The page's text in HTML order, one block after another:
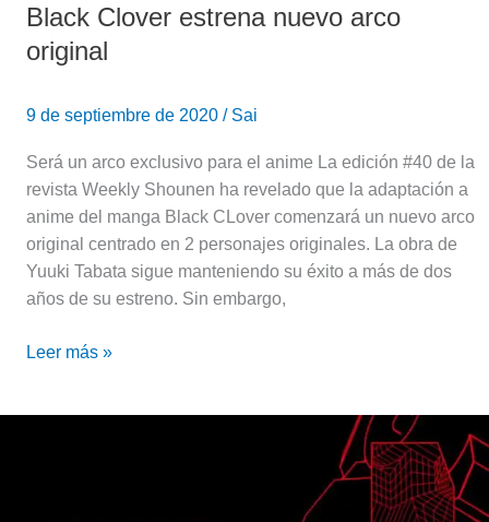
Black Clover estrena nuevo arco
original
9 de septiembre de 2020 / Sai
Será un arco exclusivo para el anime La edición #40 de la
revista Weekly Shounen ha revelado que la adaptación a
anime del manga Black CLover comenzará un nuevo arco
original centrado en 2 personajes originales. La obra de
Yuuki Tabata sigue manteniendo su éxito a más de dos
años de su estreno. Sin embargo,
Black
Clover
estrena
arco
Leer más »